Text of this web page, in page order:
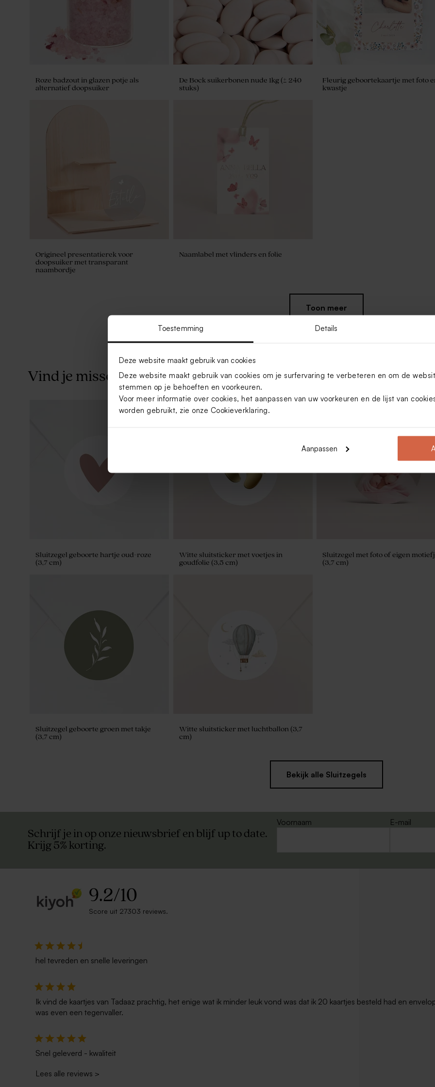
Toestemming Details
Deze website maakt gebruik van cookies
Deze website maakt gebruik van cookies om je surfervaring te verbeteren en om de
stemmen op je behoeften en voorkeuren.
Voor meer informatie over cookies, het aanpassen van uw voorkeuren en de lijst van
worden gebruikt, zie onze Cookieverklaring.
Aanpassen
Roze badzout in glazen potje als
alternatief doopsuiker
De Bock suikerbonen nude 1kg (± 240
stuks)
Fleurig geboortekaartje met foto
kwastje
Origineel presentatierek voor
doopsuiker met transparant
naambordje
Naamlabel met vlinders en folie
houten deksel
Naamsticker met roze vlindertjes (4,4
Tetra zakje dusty rose
Geboortesnoep hartjes roze 700gr (±
500 stuks)
Roze aardbei snoepjes 1kg (± 625
Toon meer
Vind je misschien ook leuk
Sluitzegel geboorte hartje oud-roze
(3,7 cm)
Witte sluitsticker met voetjes in
goudfolie (3,5 cm)
Sluitzegel met foto of eigen
(3,7 cm)
Sluitzegel geboorte groen met takje
(3,7 cm)
Witte sluitsticker met luchtballon (3,7
cm)
Bekijk alle Sluitzegels
Schrijf je in op onze nieuwsbrief en blijf up to date.
Krijg 5% korting.
Voornaam
E-mail
9.2/10
Score uit 27303 reviews.
hel tevreden en snelle leveringen
Ik vind de kaartjes van Tadaaz prachtig, het enige wat ik minder leuk vond was dat ik 20 kaartjes besteld had en
was even een tegenvaller.
Snel geleverd - kwaliteit
Lees alle reviews >